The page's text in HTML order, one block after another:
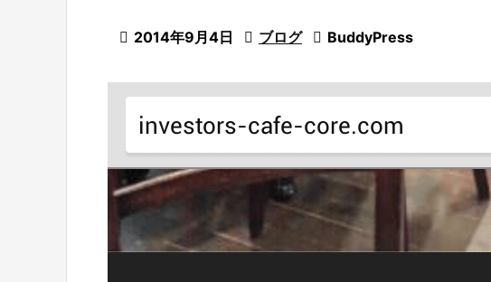
 2014年9月4日  ブログ  BuddyPress